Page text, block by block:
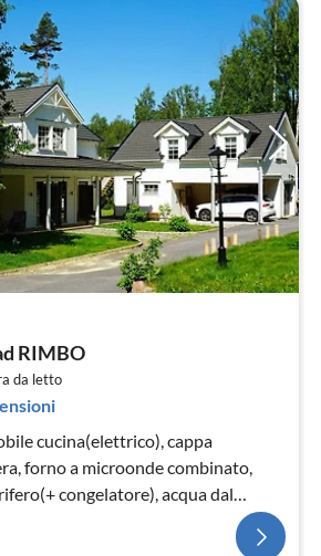
RIMBO
da letto
cucina(elettrico), cappa
forno a microonde combinato,
congelatore), acqua dal